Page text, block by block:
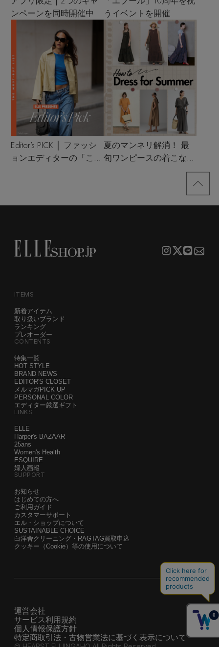
ンペーンを同時開催中
うイベントを開催
Editor’s PICK │ ファッシ
ョンエディターの「これ
夏のマンネリ解消！ 最
旬ワンピースの着こなし
ITEMS
新着アイテム
取り扱いブランド
ランキング
プレオーダー
CONTENTS
特集一覧
HOT STYLE
BRAND NEWS
EDITOR'S CLOSET
メルマガPICK UP
PERSONAL COLOR
エディター厳選ギフト
LINKS
ELLE
Harper's BAZAAR
25ans
Women's Health
ESQUIRE
婦人画報
SUPPORT
お知らせ
はじめての方へ
ご利用ガイド
カスタマーサポート
エル・ショップについて
SUSTAINABLE CHOICE
白洋舍クリーニング・RAGTAG買取申込
クッキー（Cookie）等の使用について
運営会社
サービス利用規約
個人情報保護方針
特定商取引法・古物営業法に基づく表示について